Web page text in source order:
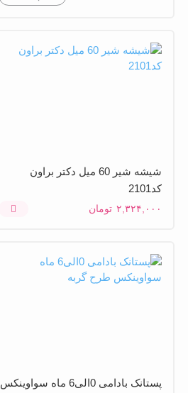
شیشه شیر 60 میل دکتر براون
کد2101
۲,۳۲۴,۰۰۰ تومان
پستانک بادامی 0الی6 ماه سواوینکس